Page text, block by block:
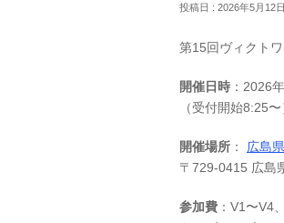
投稿日 : 2026年5月12日
第15回ヴィクト
開催日時 ：2026
（受付開始8:25〜
開催場所 ： 広島
〒729-0415 広島
参加費 ：V1〜V4